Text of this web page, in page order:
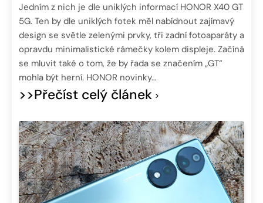
Jedním z nich je dle uniklých informací HONOR X40 GT
5G. Ten by dle uniklých fotek měl nabídnout zajímavý
design se světle zelenými prvky, tři zadní fotoaparáty a
opravdu minimalistické rámečky kolem displeje. Začíná
se mluvit také o tom, že by řada se značením „GT“
mohla být herní. HONOR novinky…
>>Přečíst celý článek